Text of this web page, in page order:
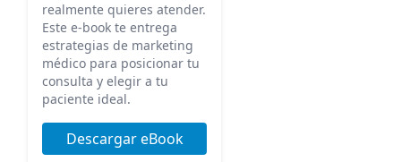
realmente quieres atender.
Este e-book te entrega
estrategias de marketing
médico para posicionar tu
consulta y elegir a tu
paciente ideal.
Descargar eBook